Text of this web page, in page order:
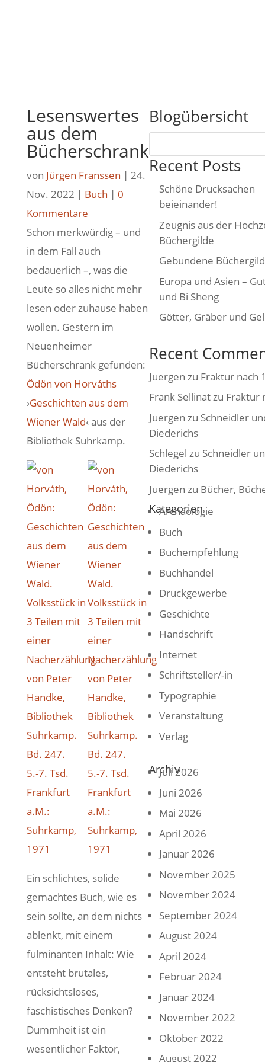
Lesenswertes
aus dem
Bücherschrank
von Jürgen Franssen | 24.
Nov. 2022 | Buch | 0
Kommentare
Schon merkwürdig – und
in dem Fall auch
bedauerlich –, was die
Leute so alles nicht mehr
lesen oder zuhause haben
wollen. Gestern im
Neuenheimer
Bücherschrank gefunden:
Ödön von Horváths
›Geschichten aus dem
Wiener Wald‹ aus der
Bibliothek Suhrkamp.
Ein schlichtes, solide
gemachtes Buch, wie es
sein sollte, an dem nichts
ablenkt, mit einem
fulminanten Inhalt: Wie
entsteht brutales,
rücksichtsloses,
faschistisches Denken?
Dummheit ist ein
wesentlicher Faktor,
Blogübersicht
Recent Posts
Schöne Drucksachen
beieinander!
Zeugnis aus der
Büchergilde
Gebundene
Europa und Asien –
und Bi Sheng
Götter, Gräber und
Recent
Juergen zu Fraktur nach
Frank Sellinatzu Fraktur
Juergen zu Schneidler
Diederichs
Schlegel zu Schneidler
Diederichs
Juergen zu Bücher,
Kategorien
Archäologie
Buch
Buchempfehlung
Buchhandel
Druckgewerbe
Geschichte
Handschrift
Internet
Schriftsteller/-in
Typographie
Veranstaltung
Verlag
Archiv
Juli 2026
Juni 2026
Mai 2026
April 2026
Januar 2026
November 2025
November 2024
September 2024
August 2024
April 2024
Februar 2024
Januar 2024
November 2022
Oktober 2022
August 2022